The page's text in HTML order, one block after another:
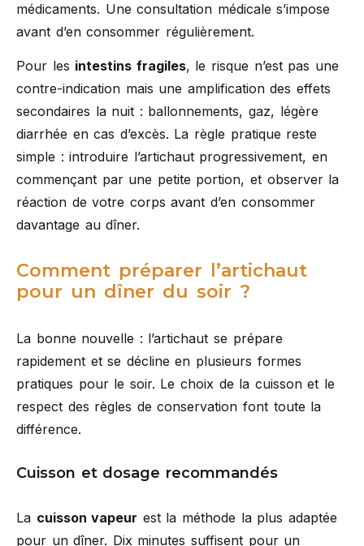
médicaments. Une consultation médicale s’impose
avant d’en consommer régulièrement.
Pour les intestins fragiles, le risque n’est pas une
contre-indication mais une amplification des effets
secondaires la nuit : ballonnements, gaz, légère
diarrhée en cas d’excès. La règle pratique reste
simple : introduire l’artichaut progressivement, en
commençant par une petite portion, et observer la
réaction de votre corps avant d’en consommer
davantage au dîner.
Comment préparer l’artichaut
pour un dîner du soir ?
La bonne nouvelle : l’artichaut se prépare
rapidement et se décline en plusieurs formes
pratiques pour le soir. Le choix de la cuisson et le
respect des règles de conservation font toute la
différence.
Cuisson et dosage recommandés
La cuisson vapeur est la méthode la plus adaptée
pour un dîner. Dix minutes suffisent pour un